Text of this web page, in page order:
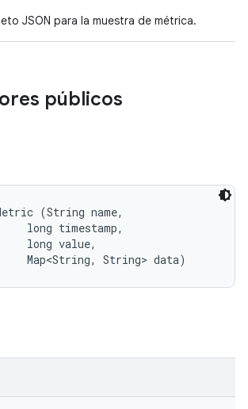
JSON para la muestra de métrica.
públicos
(String name,
long timestamp,
long value,
Map<String, String> data)